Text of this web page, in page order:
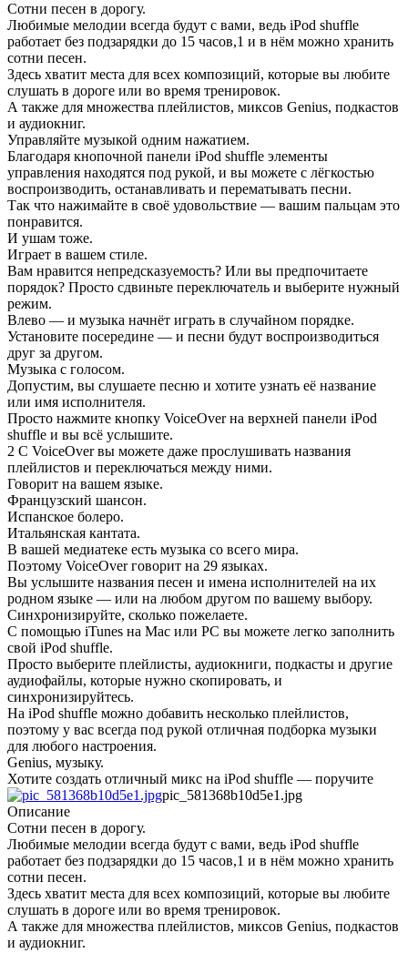
Сотни песен в дорогу.
Любимые мелодии всегда будут с вами, ведь iPod shuffle
работает без подзарядки до 15 часов,1 и в нём можно хранить
сотни песен.
Здесь хватит места для всех композиций, которые вы любите
слушать в дороге или во время тренировок.
А также для множества плейлистов, миксов Genius, подкастов
и аудиокниг.
Управляйте музыкой одним нажатием.
Благодаря кнопочной панели iPod shuffle элементы
управления находятся под рукой, и вы можете с лёгкостью
воспроизводить, останавливать и перематывать песни.
Так что нажимайте в своё удовольствие — вашим пальцам это
понравится.
И ушам тоже.
Играет в вашем стиле.
Вам нравится непредсказуемость? Или вы предпочитаете
порядок? Просто сдвиньте переключатель и выберите нужный
режим.
Влево — и музыка начнёт играть в случайном порядке.
Установите посередине — и песни будут воспроизводиться
друг за другом.
Музыка с голосом.
Допустим, вы слушаете песню и хотите узнать её название
или имя исполнителя.
Просто нажмите кнопку VoiceOver на верхней панели iPod
shuffle и вы всё услышите.
2 С VoiceOver вы можете даже прослушивать названия
плейлистов и переключаться между ними.
Говорит на вашем языке.
Французский шансон.
Испанское болеро.
Итальянская кантата.
В вашей медиатеке есть музыка со всего мира.
Поэтому VoiceOver говорит на 29 языках.
Вы услышите названия песен и имена исполнителей на их
родном языке — или на любом другом по вашему выбору.
Синхронизируйте, сколько пожелаете.
С помощью iTunes на Mac или PC вы можете легко заполнить
свой iPod shuffle.
Просто выберите плейлисты, аудиокниги, подкасты и другие
аудиофайлы, которые нужно скопировать, и
синхронизируйтесь.
На iPod shuffle можно добавить несколько плейлистов,
поэтому у вас всегда под рукой отличная подборка музыки
для любого настроения.
Genius, музыку.
Хотите создать отличный микс на iPod shuffle — поручите
pic_581368b10d5e1.jpg
Описание
Сотни песен в дорогу.
Любимые мелодии всегда будут с вами, ведь iPod shuffle
работает без подзарядки до 15 часов,1 и в нём можно хранить
сотни песен.
Здесь хватит места для всех композиций, которые вы любите
слушать в дороге или во время тренировок.
А также для множества плейлистов, миксов Genius, подкастов
и аудиокниг.